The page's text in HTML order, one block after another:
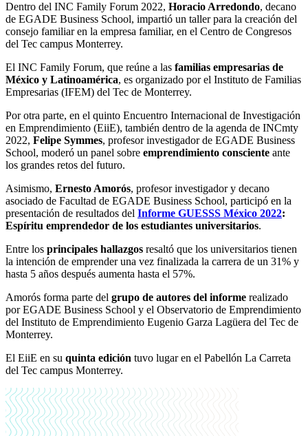
Dentro del INC Family Forum 2022, Horacio Arredondo, decano
de EGADE Business School, impartió un taller para la creación del
consejo familiar en la empresa familiar, en el Centro de Congresos
del Tec campus Monterrey.
El INC Family Forum, que reúne a las familias empresarias de
México y Latinoamérica, es organizado por el Instituto de Familias
Empresarias (IFEM) del Tec de Monterrey.
Por otra parte, en el quinto Encuentro Internacional de Investigación
en Emprendimiento (EiiE), también dentro de la agenda de INCmty
2022, Felipe Symmes, profesor investigador de EGADE Business
School, moderó un panel sobre emprendimiento consciente ante
los grandes retos del futuro.
Asimismo, Ernesto Amorós, profesor investigador y decano
asociado de Facultad de EGADE Business School, participó en la
presentación de resultados del Informe GUESSS México 2022:
Espíritu emprendedor de los estudiantes universitarios.
Entre los principales hallazgos resaltó que los universitarios tienen
la intención de emprender una vez finalizada la carrera de un 31% y
hasta 5 años después aumenta hasta el 57%.
Amorós forma parte del grupo de autores del informe realizado
por EGADE Business School y el Observatorio de Emprendimiento
del Instituto de Emprendimiento Eugenio Garza Lagüera del Tec de
Monterrey.
El EiiE en su quinta edición tuvo lugar en el Pabellón La Carreta
del Tec campus Monterrey.